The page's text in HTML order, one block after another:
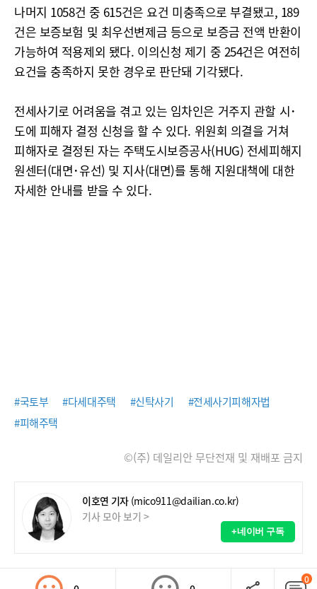
나머지 1058건 중 615건은 요건 미충족으로 부결됐고, 189
건은 보증보험 및 최우선변제금 등으로 보증금 전액 반환이
가능하여 적용제외 됐다. 이의신청 제기 중 254건은 여전히
요건을 충족하지 못한 경우로 판단돼 기각됐다.
전세사기로 어려움을 겪고 있는 임차인은 거주지 관할 시･
도에 피해자 결정 신청을 할 수 있다. 위원회 의결을 거쳐
피해자로 결정된 자는 주택도시보증공사(HUG) 전세피해지
원센터(대면･유선) 및 지사(대면)를 통해 지원대책에 대한
자세한 안내를 받을 수 있다.
#국토부 #다세대주택 #신탁사기
#전세사기피해자법
#피해주택
©(주) 데일리안 무단전재 및 재배포 금지
이호연 기자 (mico911@dailian.co.kr)
기사 모아 보기 >
+네이버 구독
0